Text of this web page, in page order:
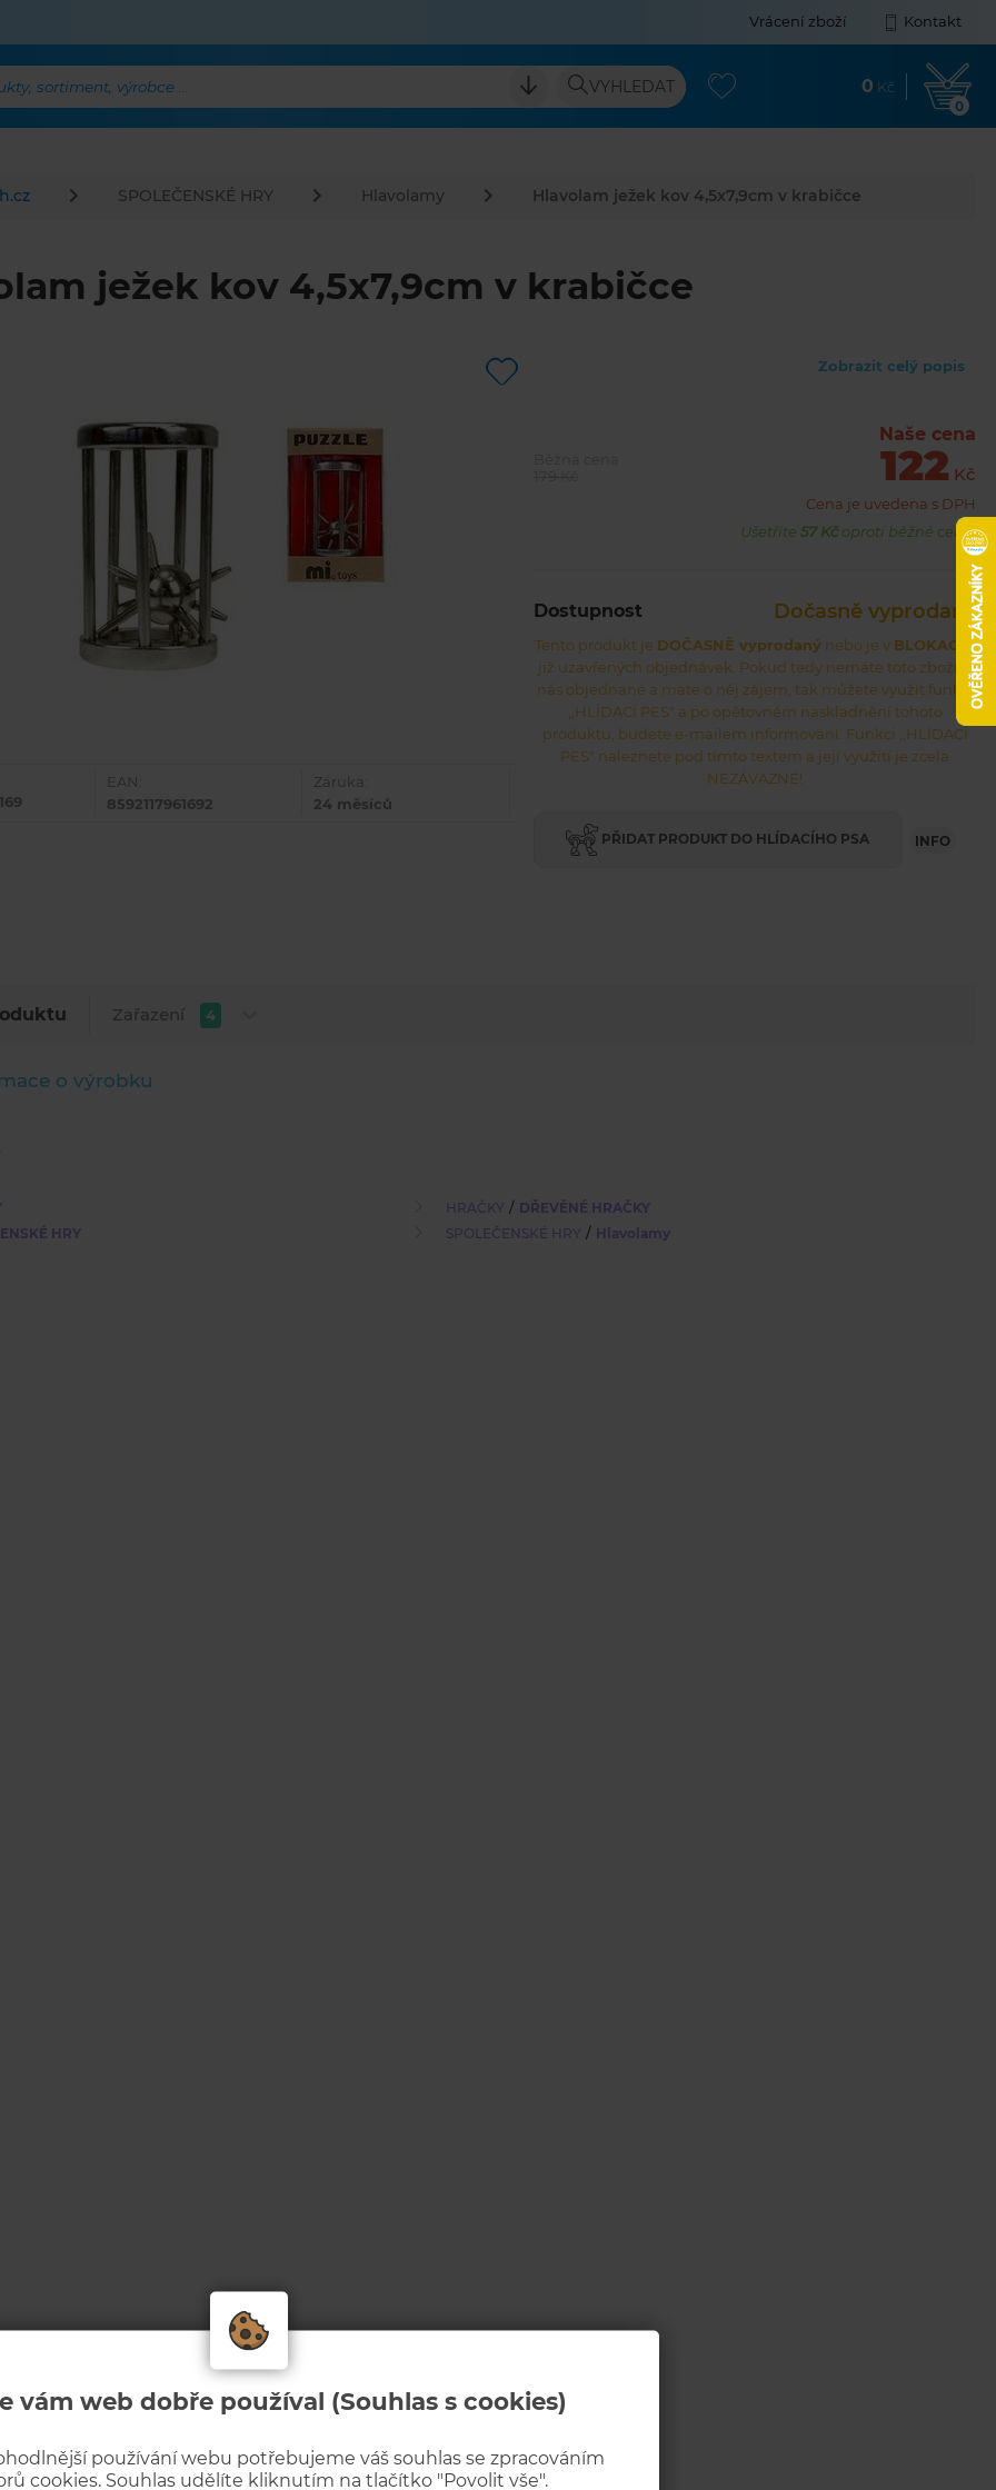
vám web dobře používal (Souhlas s cookies)
používání webu potřebujeme váš souhlas se zpracováním
cookies. Souhlas udělíte kliknutím na tlačítko "Povolit vše".
Vrácení zboží Kontakt
sortiment, výrobce ... VYHLEDAT 0 Kč
0
SPOLEČENSKÉ HRY Hlavolamy Hlavolam ježek kov 4,5x7,9cm v krabičce
ježek kov 4,5x7,9cm v krabičce
EAN:
8592117961692
Záruka:
24 měsíců
Zobrazit celý popis
Naše cena
122 Kč
Cena je uvedena s DPH
Ušetříte 57 Kčoproti běžné ceně.
Dostupnost Dočasně vyprodaný
Tento produkt je DOČASNĚ vyprodaný nebo je v BLOKACI
z
již uzavřených objednávek. Pokud tedy nemáte toto zboží u
nás objednané a máte o něj zájem, tak můžete využít funkci
,,HLÍDACÍ PES" a po opětovném naskladnění tohoto
produktu, budete e-mailem informování. Funkci ,,HLÍDACÍ
PES" naleznete pod tímto textem a její využití je zcela
NEZÁVAZNÉ!
PŘIDAT PRODUKT DO HLÍDACÍHO PSA INFO
Zařazení 4
o výrobku
HRAČKY / DŘEVĚNÉ HRAČKY
HRY
SPOLEČENSKÉ HRY / Hlavolamy